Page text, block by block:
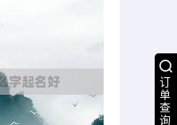
订
单
查
询